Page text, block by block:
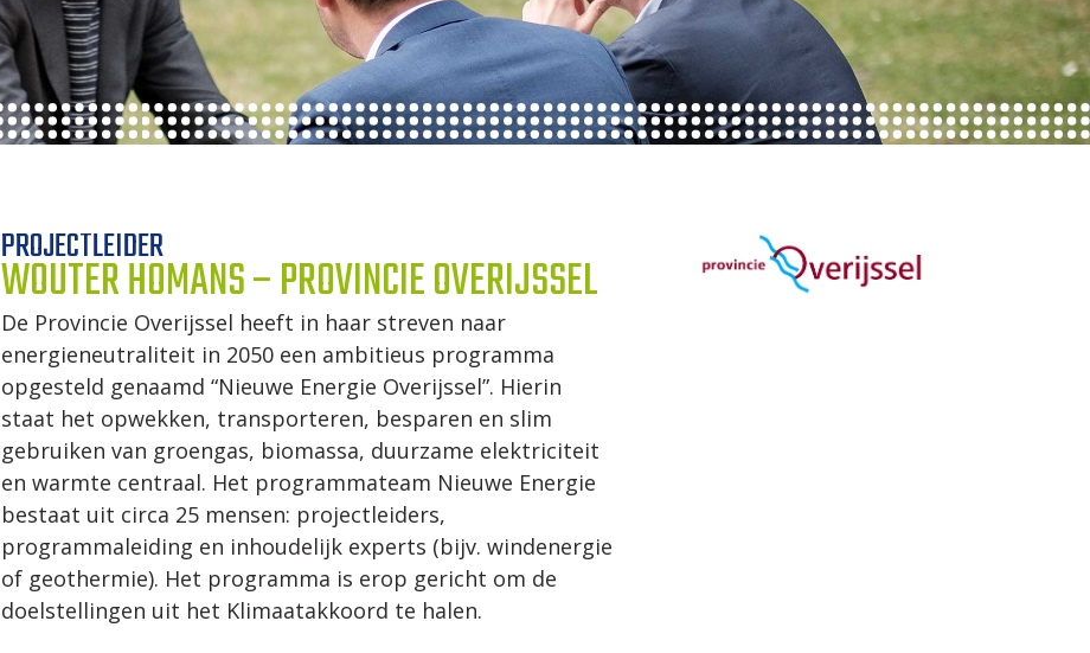
PROJECTLEIDER
WOUTER HOMANS – PROVINCIE OVERIJSSEL
De Provincie Overijssel heeft in haar streven naar
energieneutraliteit in 2050 een ambitieus programma
opgesteld genaamd “Nieuwe Energie Overijssel”. Hierin
staat het opwekken, transporteren, besparen en slim
gebruiken van groengas, biomassa, duurzame elektriciteit
en warmte centraal. Het programmateam Nieuwe Energie
bestaat uit circa 25 mensen: projectleiders,
programmaleiding en inhoudelijk experts (bijv. windenergie
of geothermie). Het programma is erop gericht om de
doelstellingen uit het Klimaatakkoord te halen.